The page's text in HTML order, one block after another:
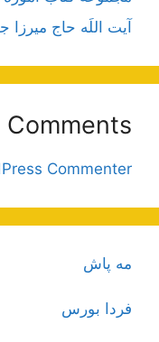
آیت اللَه حاج میرزا
Comments
Commenter
مه پاش
فردا بورس